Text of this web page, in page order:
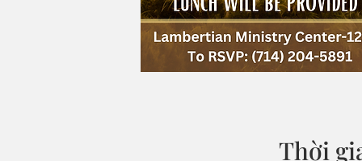
Thời